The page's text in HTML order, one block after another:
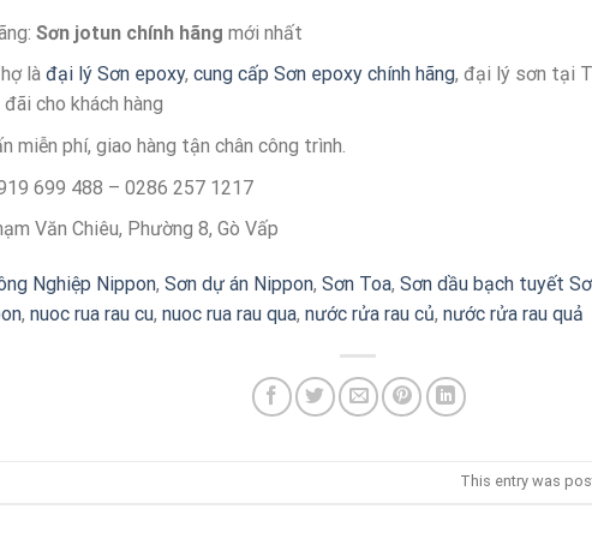
Sơn jotun chính hãng mới nhất
là đại lý Sơn epoxy, cung cấp Sơn epoxy chính hãng, đại lý sơn tại
cho khách hàng
miễn phí, giao hàng tận chân công trình.
699 488 – 0286 257 1217
Văn Chiêu, Phường 8, Gò Vấp
Nghiệp Nippon, Sơn dự án Nippon, Sơn Toa, Sơn dầu bạch tuyết
, nuoc rua rau cu, nuoc rua rau qua, nước rửa rau củ, nước rửa rau quả
This entry was